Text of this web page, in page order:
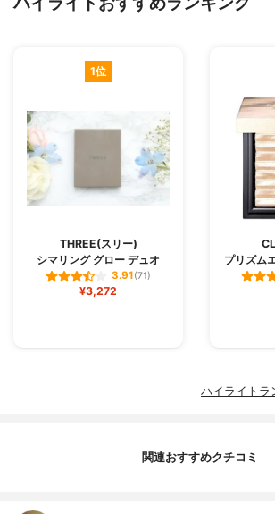
1位
THREE(スリー)
シマリング グロー デュオ
3.91(71)
¥3,272
プリズム
ハイライトラ
関連おすすめクチコミ